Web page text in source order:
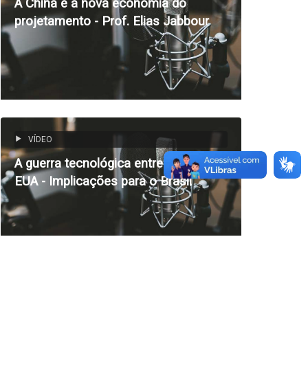
A China e a nova economia do
projetamento - Prof. Elias Jabbour
VÍDEO
A guerra tecnológica entre China e
EUA - Implicações para o Brasil